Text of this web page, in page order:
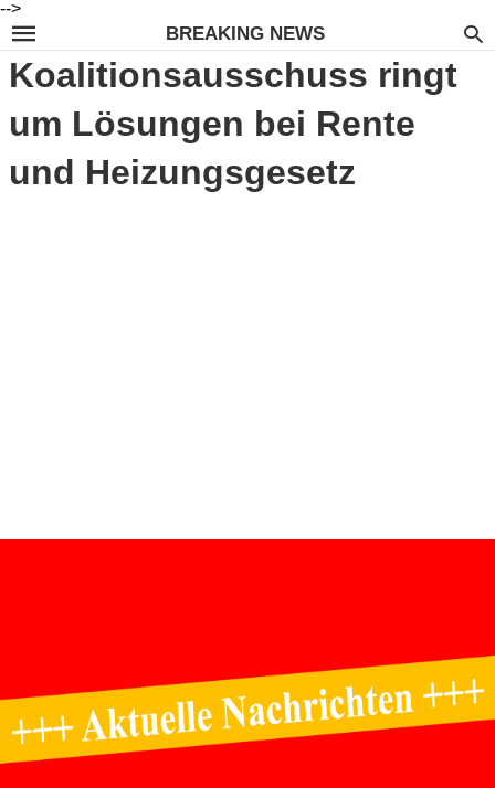
-->
BREAKING NEWS
Koalitionsausschuss ringt
um Lösungen bei Rente
und Heizungsgesetz